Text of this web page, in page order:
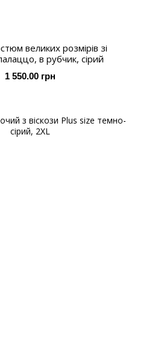
великих розмірів зі
в рубчик, сірий
1 550.00 грн